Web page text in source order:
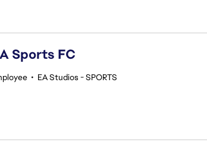
Sports FC
• EA Studios - SPORTS